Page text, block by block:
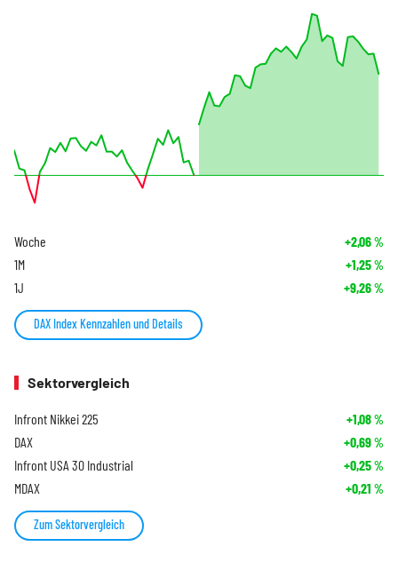
Woche +2,06%
1M +1,25%
1J +9,26%
DAX Index Kennzahlen und Details
Sektorvergleich
Infront Nikkei 225 +1,08%
DAX +0,69%
Infront USA 30 Industrial +0,25%
MDAX +0,21 %
Zum Sektorvergleich